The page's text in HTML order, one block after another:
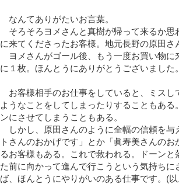
なんてありがたいお言葉。
そろそろヨメさんと真樹が帰って来るか思
に来てくださったお客様。地元長野の原田さ
ヨメさんがゴール後、もう一度お買い物に
に１枚。ほんとうにありがとうございました
お客様相手のお仕事をしていると、ミスし
ようなことをしてしまったりすることもあ
ンにさせてしまうこともある。
しかし、原田さんのように全幅の信頼を与
トさんのおかげです」とか「眞寿美さんの
るお客様もある。これで救われる。ドーン
た前に向かって進んで行こうという気持ちに
ば、ほんとうにやりがいのある仕事です。(